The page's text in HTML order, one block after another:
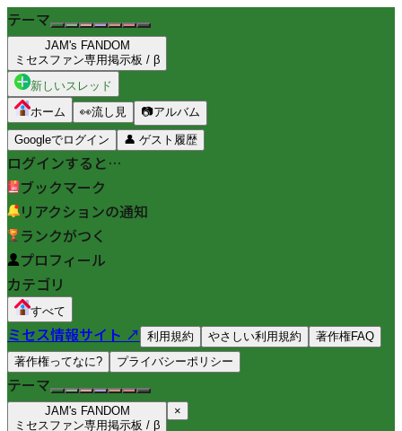
テーマ
JAM's FANDOM
ミセスファン専用掲示板 / β
新しいスレッド
ホーム
👀流し見 📷アルバム
Googleでログイン 👤 ゲスト履歴
ログインすると…
ブックマーク
リアクションの通知
ランクがつく
プロフィール
カテゴリ
すべて
ミセス情報サイト ↗ 利用規約 やさしい利用規約
著作権FAQ
著作権ってなに?
プライバシーポリシー
テーマ
JAM's FANDOM
ミセスファン専用掲示板 / β
×